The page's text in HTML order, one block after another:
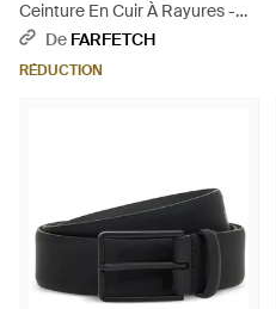
Ceinture En Cuir À Rayures -
Marron
De FARFETCH
RÉDUCTION